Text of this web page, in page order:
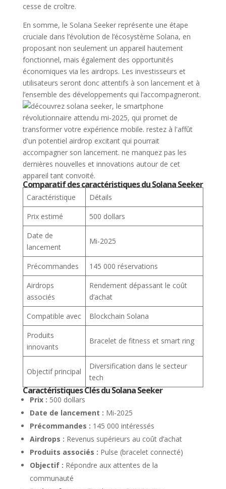
cesse de croître.
En somme, le Solana Seeker représente une étape
cruciale dans l’évolution de l’écosystème Solana, en
proposant non seulement un appareil hautement
fonctionnel, mais également des opportunités
économiques via les airdrops. Les investisseurs et
utilisateurs seront donc attentifs à son lancement et à
l’ensemble des développements qui l’accompagneront.
Comparatif des caractéristiques du Solana Seeker
Caractéristique
Détails
Prix estimé
500 dollars
Date de
lancement
Mi-2025
Précommandes
145 000 réservations
Airdrops
associés
Rendement dépassant le coût
d’achat
Compatible avec
Blockchain Solana
Produits
innovants
Bracelet de fitness et smart ring
Objectif principal
Diversification dans le secteur
tech
Caractéristiques Clés du Solana Seeker
Prix : 500 dollars
Date de lancement : Mi-2025
Précommandes : 145 000 intéressés
Airdrops : Revenus supérieurs au coût d’achat
Produits associés : Pulse (bracelet connecté)
Objectif : Répondre aux attentes de la
communauté